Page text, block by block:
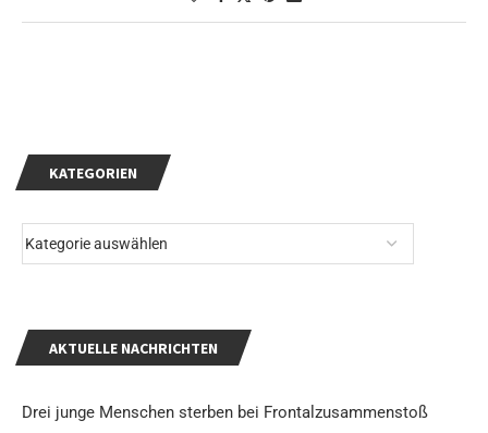
KATEGORIEN
AKTUELLE NACHRICHTEN
Drei junge Menschen sterben bei Frontalzusammenstoß